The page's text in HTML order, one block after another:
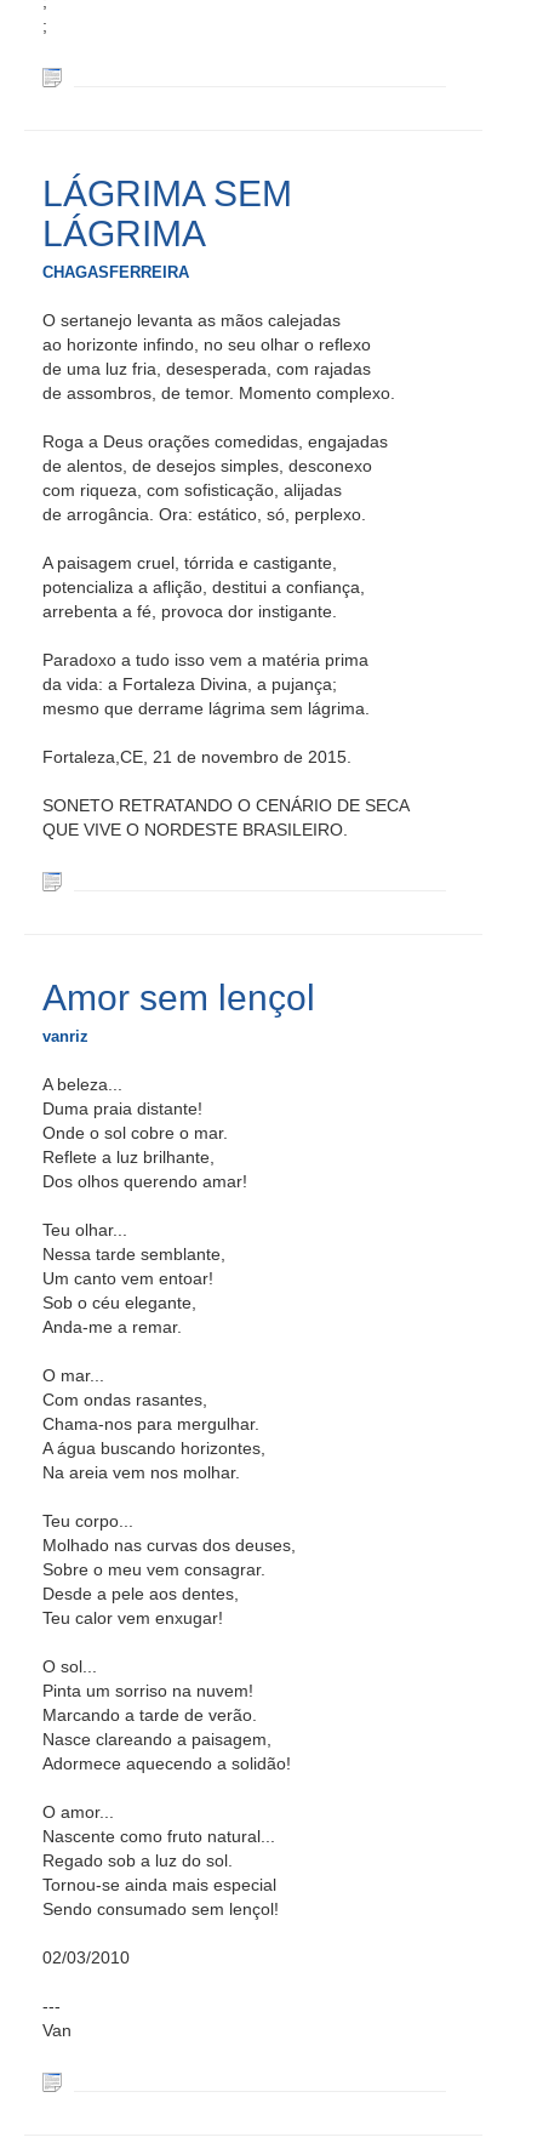
;
LÁGRIMA SEM
LÁGRIMA
CHAGASFERREIRA
O sertanejo levanta as mãos calejadas
ao horizonte infindo, no seu olhar o reflexo
de uma luz fria, desesperada, com rajadas
de assombros, de temor. Momento complexo.
Roga a Deus orações comedidas, engajadas
de alentos, de desejos simples, desconexo
com riqueza, com sofisticação, alijadas
de arrogância. Ora: estático, só, perplexo.
A paisagem cruel, tórrida e castigante,
potencializa a aflição, destitui a confiança,
arrebenta a fé, provoca dor instigante.
Paradoxo a tudo isso vem a matéria prima
da vida: a Fortaleza Divina, a pujança;
mesmo que derrame lágrima sem lágrima.
Fortaleza,CE, 21 de novembro de 2015.
SONETO RETRATANDO O CENÁRIO DE SECA
QUE VIVE O NORDESTE BRASILEIRO.
Amor sem lençol
vanriz
A beleza...
Duma praia distante!
Onde o sol cobre o mar.
Reflete a luz brilhante,
Dos olhos querendo amar!
Teu olhar...
Nessa tarde semblante,
Um canto vem entoar!
Sob o céu elegante,
Anda-me a remar.
O mar...
Com ondas rasantes,
Chama-nos para mergulhar.
A água buscando horizontes,
Na areia vem nos molhar.
Teu corpo...
Molhado nas curvas dos deuses,
Sobre o meu vem consagrar.
Desde a pele aos dentes,
Teu calor vem enxugar!
O sol...
Pinta um sorriso na nuvem!
Marcando a tarde de verão.
Nasce clareando a paisagem,
Adormece aquecendo a solidão!
O amor...
Nascente como fruto natural...
Regado sob a luz do sol.
Tornou-se ainda mais especial
Sendo consumado sem lençol!
02/03/2010
---
Van